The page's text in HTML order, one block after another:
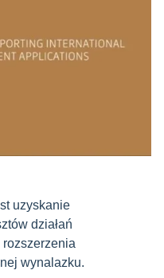
uzyskanie
działań
wynalazku.